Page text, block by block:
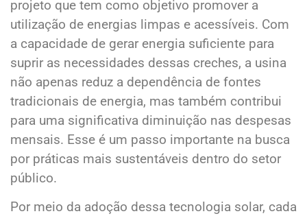
projeto que tem como objetivo promover a
utilização de energias limpas e acessíveis. Com
a capacidade de gerar energia suficiente para
suprir as necessidades dessas creches, a usina
não apenas reduz a dependência de fontes
tradicionais de energia, mas também contribui
para uma significativa diminuição nas despesas
mensais. Esse é um passo importante na busca
por práticas mais sustentáveis dentro do setor
público.
Por meio da adoção dessa tecnologia solar, cada